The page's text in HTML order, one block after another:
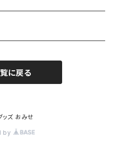
に戻る
ッズ おみせ
by